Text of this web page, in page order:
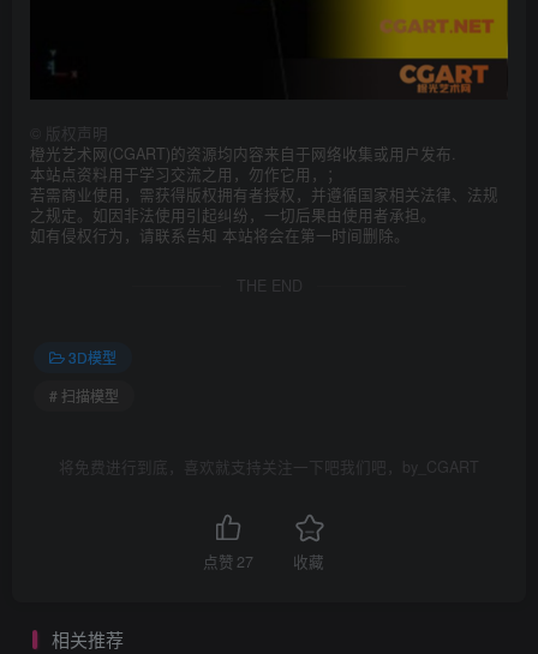
版权声明
橙光艺术网(CGART)的资源均内容来自于网络收集或用户发布.
本站点资料用于学习交流之用，勿作它用，；
若需商业使用，需获得版权拥有者授权，并遵循国家相关法律、法规
之规定。如因非法使用引起纠纷，一切后果由使用者承担。
如有侵权行为，请联系告知 本站将会在第一时间删除。
THE END
3D模型
# 扫描模型
将免费进行到底，喜欢就支持关注一下吧我们吧，by_CGART
点赞27 收藏
相关推荐